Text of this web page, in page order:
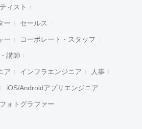
ィスト
ー セールス
ー コーポレート・スタッフ
講師
ア インフラエンジニア 人事
iOS/Androidアプリエンジニア
フォトグラファー